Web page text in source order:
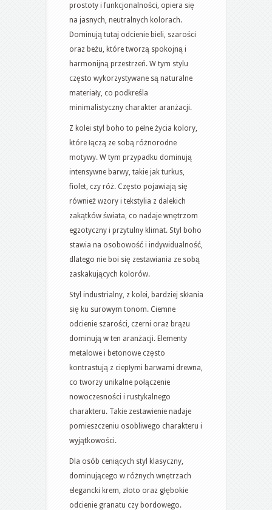
prostoty i funkcjonalności, opiera się
na jasnych, neutralnych kolorach.
Dominują tutaj odcienie bieli, szarości
oraz beżu, które tworzą spokojną i
harmonijną przestrzeń. W tym stylu
często wykorzystywane są naturalne
materiały, co podkreśla
minimalistyczny charakter aranżacji.
Z kolei styl boho to pełne życia kolory,
które łączą ze sobą różnorodne
motywy. W tym przypadku dominują
intensywne barwy, takie jak turkus,
fiolet, czy róż. Często pojawiają się
również wzory i tekstylia z dalekich
zakątków świata, co nadaje wnętrzom
egzotyczny i przytulny klimat. Styl boho
stawia na osobowość i indywidualność,
dlatego nie boi się zestawiania ze sobą
zaskakujących kolorów.
Styl industrialny, z kolei, bardziej skłania
się ku surowym tonom. Ciemne
odcienie szarości, czerni oraz brązu
dominują w ten aranżacji. Elementy
metalowe i betonowe często
kontrastują z ciepłymi barwami drewna,
co tworzy unikalne połączenie
nowoczesności i rustykalnego
charakteru. Takie zestawienie nadaje
pomieszczeniu osobliwego charakteru i
wyjątkowości.
Dla osób ceniących styl klasyczny,
dominującego w różnych wnętrzach
elegancki krem, złoto oraz głębokie
odcienie granatu czy bordowego.